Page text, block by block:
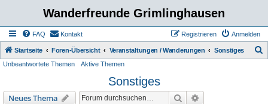
Wanderfreunde Grimlinghausen
FAQ Kontakt Anmelden
Registrieren
Startseite Foren-Übersicht Veranstaltungen / Wanderungen Sonstiges
Unbeantwortete Themen Aktive Themen
Sonstiges
Neues Thema Suche